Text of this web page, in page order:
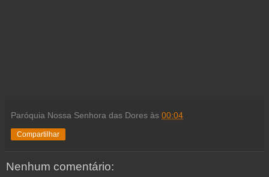
Paróquia Nossa Senhora das Dores às 00:04
Compartilhar
Nenhum comentário: